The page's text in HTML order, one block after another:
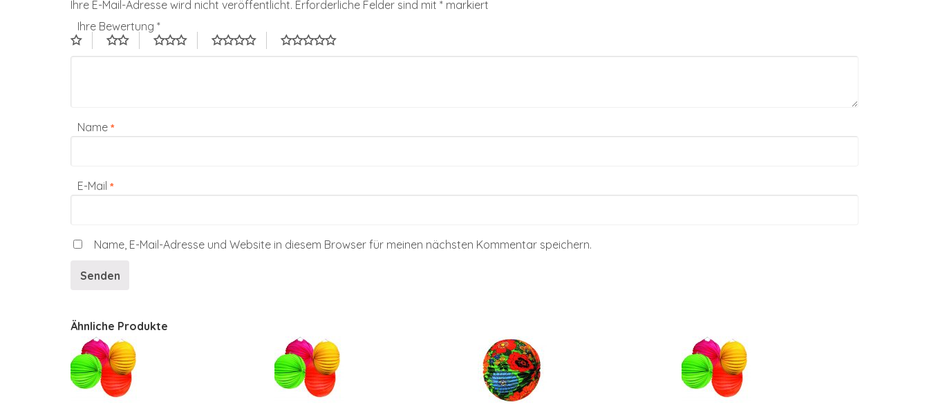
Ihre E-Mail-Adresse wird nicht veröffentlicht. Erforderliche Felder sind mit * markiert
Ihre Bewertung *
Name *
E-Mail *
Name, E-Mail-Adresse und Website in diesem Browser für meinen nächsten Kommentar speichern.
Ähnliche Produkte